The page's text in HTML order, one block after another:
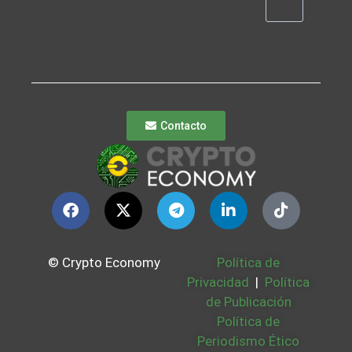
Contacto
© Crypto Economy
Política de
Privacidad | Política
de Publicación
Política de
Periodismo Ético